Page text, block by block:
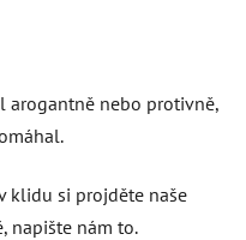
arogantně nebo protivně,
klidu si projděte naše
napište nám to.